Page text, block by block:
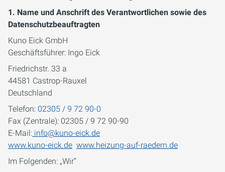
1. Name und Anschrift des Verantwortlichen sowie des
Datenschutzbeauftragten
Kuno Eick GmbH
Geschäftsführer: Ingo Eick
Friedrichstr. 33 a
44581 Castrop-Rauxel
Deutschland
Telefon: 02305 / 9 72 90-0
Fax (Zentrale): 02305 / 9 72 90-90
E-Mail: info@kuno-eick.de
www.kuno-eick.de www.heizung-auf-raedern.de
Im Folgenden: „Wir“